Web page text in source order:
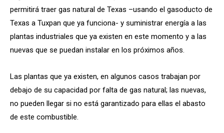
permitirá traer gas natural de Texas –usando el gasoducto de
Texas a Tuxpan que ya funciona- y suministrar energía a las
plantas industriales que ya existen en este momento y a las
nuevas que se puedan instalar en los próximos años.
Las plantas que ya existen, en algunos casos trabajan por
debajo de su capacidad por falta de gas natural; las nuevas,
no pueden llegar si no está garantizado para ellas el abasto
de este combustible.